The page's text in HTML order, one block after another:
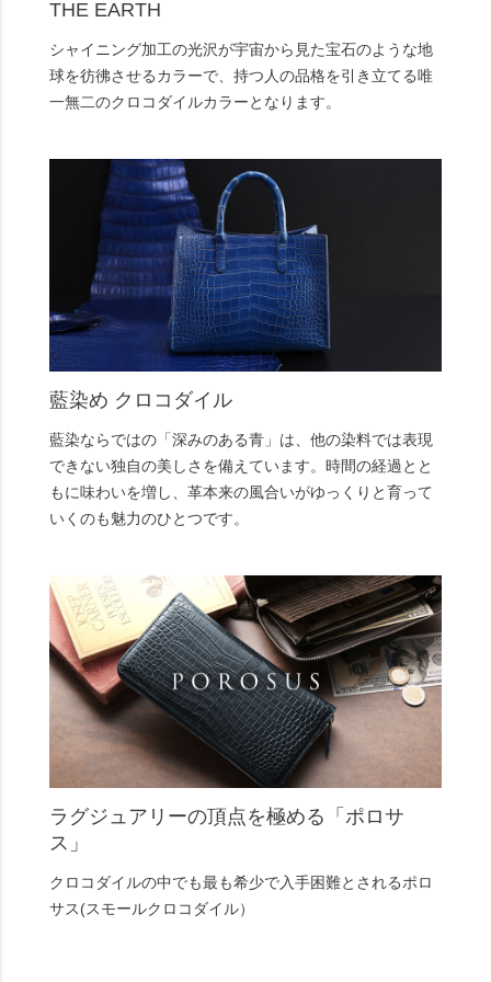
THE EARTH
シャイニング加工の光沢が宇宙から見た宝石のような地
球を彷彿させるカラーで、持つ人の品格を引き立てる唯
一無二のクロコダイルカラーとなります。
藍染め クロコダイル
藍染ならではの「深みのある青」は、他の染料では表現
できない独自の美しさを備えています。時間の経過とと
もに味わいを増し、革本来の風合いがゆっくりと育って
いくのも魅力のひとつです。
ラグジュアリーの頂点を極める「ポロサ
ス」
クロコダイルの中でも最も希少で入手困難とされるポロ
サス(スモールクロコダイル）